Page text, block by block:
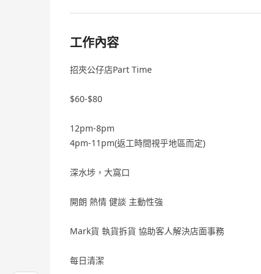
工作內容
招夾公仔店Part Time
$60-$80
12pm-8pm
4pm-11pm(返工時間視乎地區而定)
深水埗，大窩口
開朗 熱情 健談 主動性強
Mark貨 執貨拆貨 協助客人解決店面事務
每日清潔